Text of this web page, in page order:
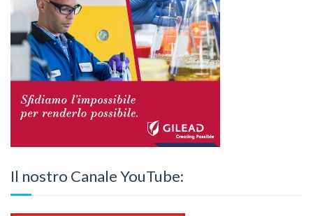
Il nostro Canale YouTube: